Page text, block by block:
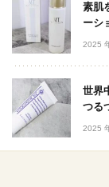
素肌
ーシ
2025
世界
つる
2025